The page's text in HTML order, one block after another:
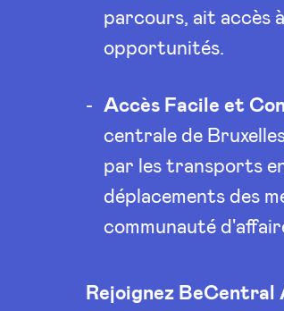
parcours, ait accès
opportunités.
Accès Facile et
centrale de
par les transports
déplacements des
communauté
Rejoignez BeCentral